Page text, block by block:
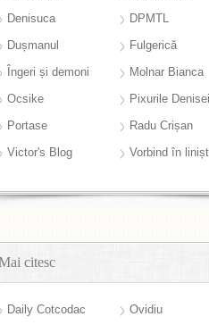
Denisuca
DPMTL
Dușmanul
Fulgerică
Îngeri și demoni
Molnar Bianca
Ocsike
Pixurile Denisei
Portase
Radu Crișan
Victor's Blog
Vorbind în
citesc
Daily Cotcodac
Ovidiu